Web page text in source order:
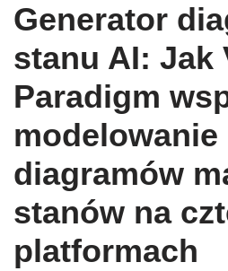
Generator
stanu AI: Jak
Paradigm
modelowanie
diagramów
stanów na
platformach